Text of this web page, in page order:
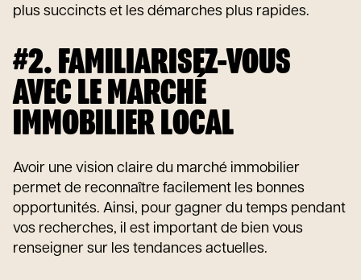
plus succincts et les démarches plus rapides.
#2. FAMILIARISEZ-VOUS
AVEC LE MARCHÉ
IMMOBILIER LOCAL
Avoir une vision claire du marché immobilier
permet de reconnaître facilement les bonnes
opportunités. Ainsi, pour gagner du temps pendant
vos recherches, il est important de bien vous
renseigner sur les tendances actuelles.